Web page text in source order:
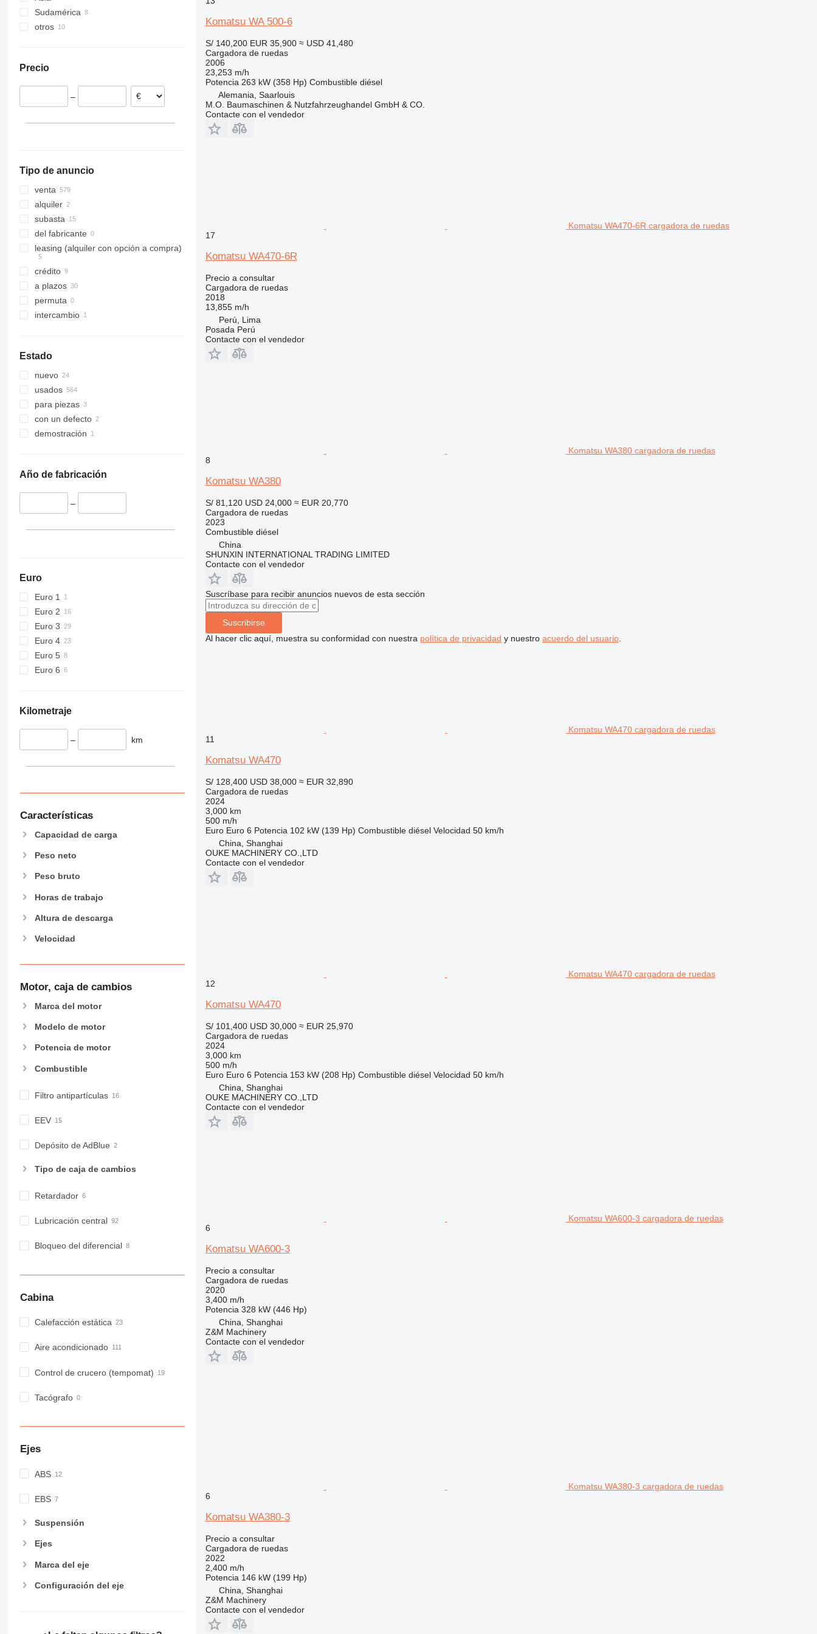
956
962
980
982
G-series
GC
IT
NR
WA420
WA430
WA500
WA600
Países Bajos
Polonia
Bélgica
Lituania
China
Japón
Arabia Saudita
Omán
Sudamérica
Chile
otros
Camerún
Australia
Precio
–
Tipo de anuncio
venta
alquiler
subasta
del fabricante
leasing (alquiler con opción a compra)
crédito
a plazos
permuta
intercambio
Estado
nuevo
usados
para piezas
con un defecto
demostración
Año de fabricación
–
Euro
Euro 1
Euro 2
Euro 3
Euro 4
Euro 5
Euro 6
Kilometraje
– km
Características
Capacidad de carga
Peso neto
Peso bruto
Horas de trabajo
Altura de descarga
Velocidad
Motor, caja de cambios
Marca del motor
Modelo de motor
Potencia de motor
Combustible
Filtro antipartículas
EEV
Depósito de AdBlue
Tipo de caja de cambios
Retardador
Lubricación central
Bloqueo del diferencial
Cabina
Calefacción estática
Aire acondicionado
Control de crucero (tempomat)
Tacógrafo
Ejes
ABS
EBS
Suspensión
Ejes
Marca del eje
Configuración del eje
Komatsu WA 500-6
S/ 140,200 EUR 35,900 ≈ USD 41,480
Cargadora de ruedas
2006
23,253 m/h
Potencia 263 kW (358 Hp) Combustible diésel
Alemania, Saarlouis
M.O. Baumaschinen & Nutzfahrzeughandel GmbH & CO.
Contacte con el vendedor
Komatsu WA470-6R cargadora de ruedas
17
Komatsu WA470-6R
Precio a consultar
Cargadora de ruedas
2018
13,855 m/h
Perú, Lima
Posada Perú
Contacte con el vendedor
Komatsu WA380 cargadora de ruedas
8
Komatsu WA380
S/ 81,120 USD 24,000 ≈ EUR 20,770
Cargadora de ruedas
2023
Combustible diésel
China
SHUNXIN INTERNATIONAL TRADING LIMITED
Contacte con el vendedor
Suscríbase para recibir anuncios nuevos de esta sección
Suscribirse
Al hacer clic aquí, muestra su conformidad con nuestra política de privacidad y nuestro acuerdo del usuario.
Komatsu WA470 cargadora de ruedas
11
Komatsu WA470
S/ 128,400 USD 38,000 ≈ EUR 32,890
Cargadora de ruedas
2024
3,000 km
500 m/h
Euro Euro 6 Potencia 102 kW (139 Hp) Combustible diésel Velocidad 50 km/h
China, Shanghai
OUKE MACHINERY CO.,LTD
Contacte con el vendedor
Komatsu WA470 cargadora de ruedas
12
Komatsu WA470
S/ 101,400 USD 30,000 ≈ EUR 25,970
Cargadora de ruedas
2024
3,000 km
500 m/h
Euro Euro 6 Potencia 153 kW (208 Hp) Combustible diésel Velocidad 50 km/h
China, Shanghai
OUKE MACHINERY CO.,LTD
Contacte con el vendedor
Komatsu WA600-3 cargadora de ruedas
6
Komatsu WA600-3
Precio a consultar
Cargadora de ruedas
2020
3,400 m/h
Potencia 328 kW (446 Hp)
China, Shanghai
Z&M Machinery
Contacte con el vendedor
Komatsu WA380-3 cargadora de ruedas
6
Komatsu WA380-3
Precio a consultar
Cargadora de ruedas
2022
2,400 m/h
Potencia 146 kW (199 Hp)
China, Shanghai
Z&M Machinery
Contacte con el vendedor